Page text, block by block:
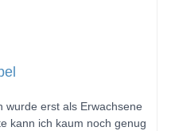
wurde erst als Erwachsene
kann ich kaum noch genug